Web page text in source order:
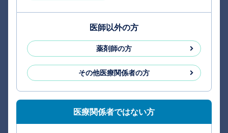
医師以外の方
薬剤師の方
その他医療関係者の方
医療関係者ではない方